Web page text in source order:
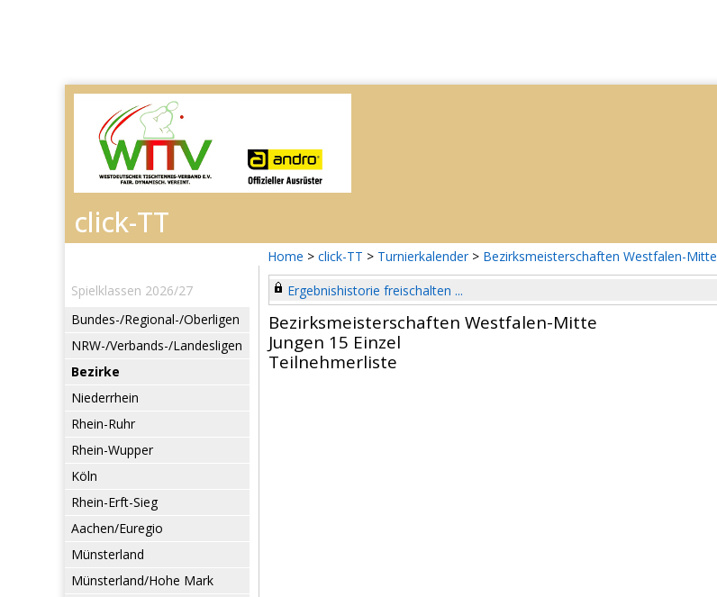
Home > click-TT > Turnierkalender > Bezirksmeisterschaften Westfalen-Mitte
Spielklassen 2026/27
Bundes-/Regional-/Oberligen
NRW-/Verbands-/Landesligen
Bezirke
Niederrhein
Rhein-Ruhr
Rhein-Wupper
Köln
Rhein-Erft-Sieg
Aachen/Euregio
Münsterland
Münsterland/Hohe Mark
Ergebnishistorie freischalten ...
Bezirksmeisterschaften Westfalen-Mitte
Jungen 15 Einzel
Teilnehmerliste